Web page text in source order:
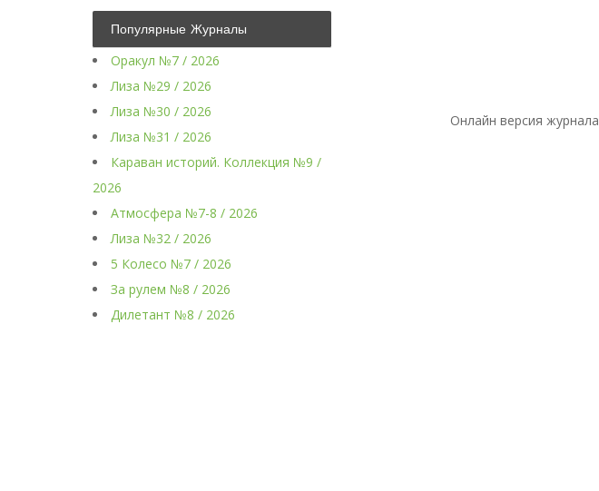
Популярные Журналы
Оракул №7 / 2026
Лиза №29 / 2026
Лиза №30 / 2026
Лиза №31 / 2026
Караван историй. Коллекция №9 /
2026
Атмосфера №7-8 / 2026
Лиза №32 / 2026
5 Колесо №7 / 2026
За рулем №8 / 2026
Дилетант №8 / 2026
Онлайн версия журнала